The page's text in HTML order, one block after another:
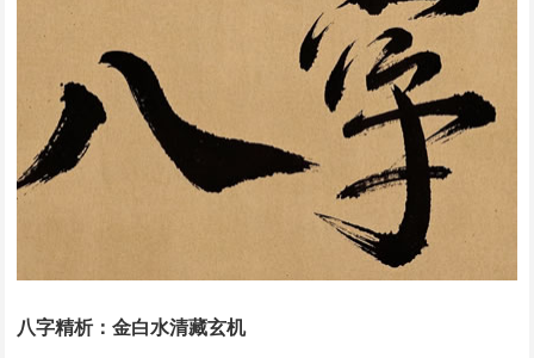
八字精析：金白水清藏玄机